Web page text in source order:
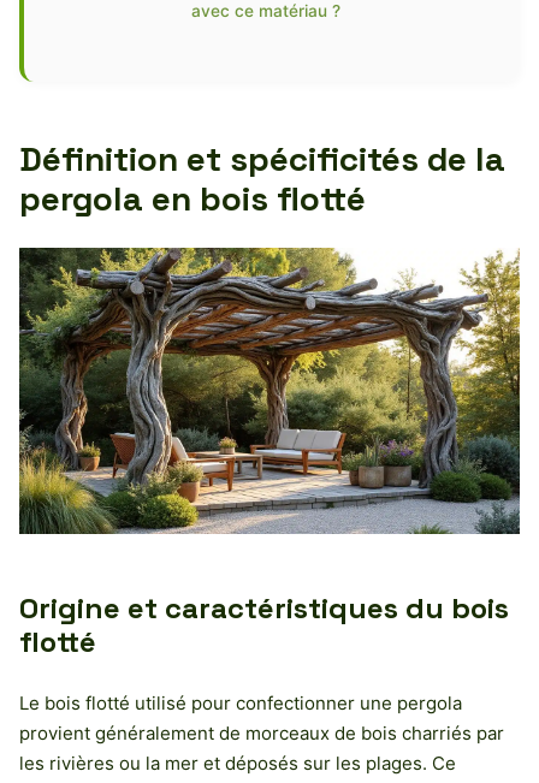
avec ce matériau ?
Définition et spécificités de la
pergola en bois flotté
Origine et caractéristiques du bois
flotté
Le bois flotté utilisé pour confectionner une pergola
provient généralement de morceaux de bois charriés par
les rivières ou la mer et déposés sur les plages. Ce